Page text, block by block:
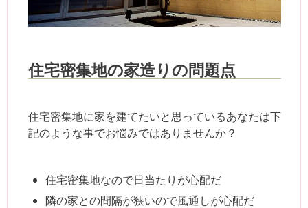
住宅密集地の家造りの問題点
住宅密集地に家を建てたいと思っているあなたは下
記のような事でお悩みではありませんか？
住宅密集地なので日当たりが心配だ
隣の家との間隔が狭いので風通しが心配だ